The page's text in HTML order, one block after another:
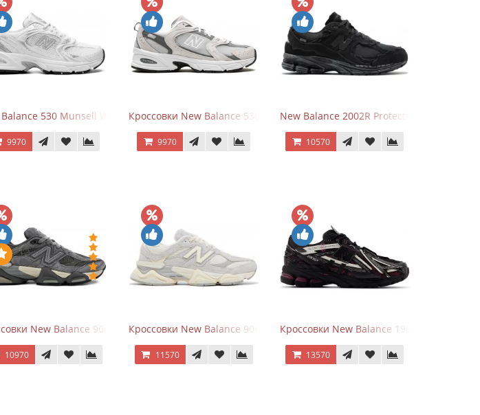
Black 530 Munsell White Silver
9970
Кроссовки New Balance 530 Grey Matter Harbor Grey
9970
New Balance 2002R Protection Phantom
10570
Pack Grey
New Balance 9060 x Joe Freshgoods Dark Grey
10970
Кроссовки New Balance 9060 Quartz Grey
11570
Кроссовки New Balance 1906A Dragon
13570